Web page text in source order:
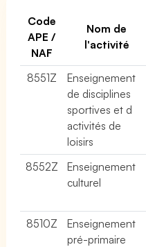
Code
APE /
NAF
Nom de
l'activité
8551Z
Enseignement
de disciplines
sportives et d
activités de
loisirs
8552Z
Enseignement
culturel
8510Z
Enseignement
pré-primaire